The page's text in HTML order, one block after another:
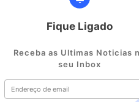
Fique Ligado
Receba as Ultimas Noticias
seu Inbox